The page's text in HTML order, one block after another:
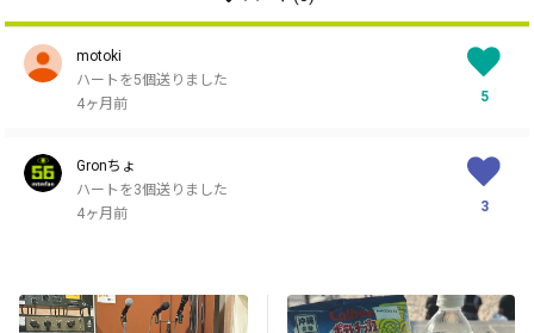
motoki
ハートを5個送りました
4ヶ月前
5
Gronちょ
ハートを3個送りました
4ヶ月前
3